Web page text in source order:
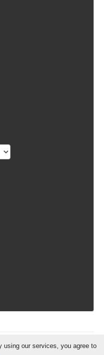
daPietro Coppa
using our services, you agree to